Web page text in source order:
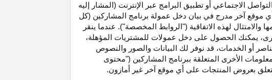
الاجتماعي أو تطبيق البرامج عبر الإنترنت (المشار إليه
أي موقع آخر مدرج في بيان دخل عمولة برنامج المشاركين (كل
لهذه الاتفاقية ("الروابط المخصصة"). عندما ينقر
يمكنك الحصول على دخل عمولات للمشتريات
المؤهلة،
أو
الخدمات، قد نوفر لك البيانات والصور والنصوص
الأخرى المتعلقة ببرنامج المشاركين ("محتوى
بعروض المنتجات على أي موقع آخر غير أمازون.